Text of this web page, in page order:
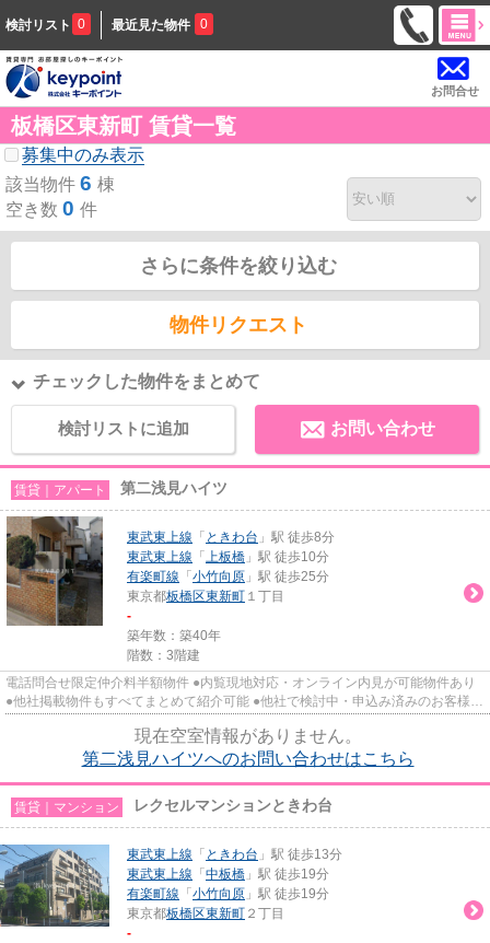
検討リスト 0 最近見た物件 0
お問合せ
板橋区東新町 賃貸一覧
募集中のみ表示
該当物件 6 棟
空き数 0 件
さらに条件を絞り込む
物件リクエスト
チェックした物件をまとめて
検討リストに追加 お問い合わせ
賃貸｜アパート 第二浅見ハイツ
東武東上線 「 ときわ台 」駅 徒歩8分
東武東上線 「 上板橋 」駅 徒歩10分
有楽町線 「 小竹向原 」駅 徒歩25分
東京都板橋区東新町 １丁目
-
築年数：築40年
階数：3階建
電話問合せ限定仲介料半額物件 ●内覧現地対応・オンライン内見が可能物件あり
●他社掲載物件もすべてまとめて紹介可能 ●他社で検討中・申込み済みのお客様、
現在空室情報がありません。
第二浅見ハイツへのお問い合わせはこちら
賃貸｜マンション レクセルマンションときわ台
東武東上線 「 ときわ台 」駅 徒歩13分
東武東上線 「 中板橋 」駅 徒歩19分
有楽町線 「 小竹向原 」駅 徒歩19分
東京都板橋区東新町 ２丁目
-